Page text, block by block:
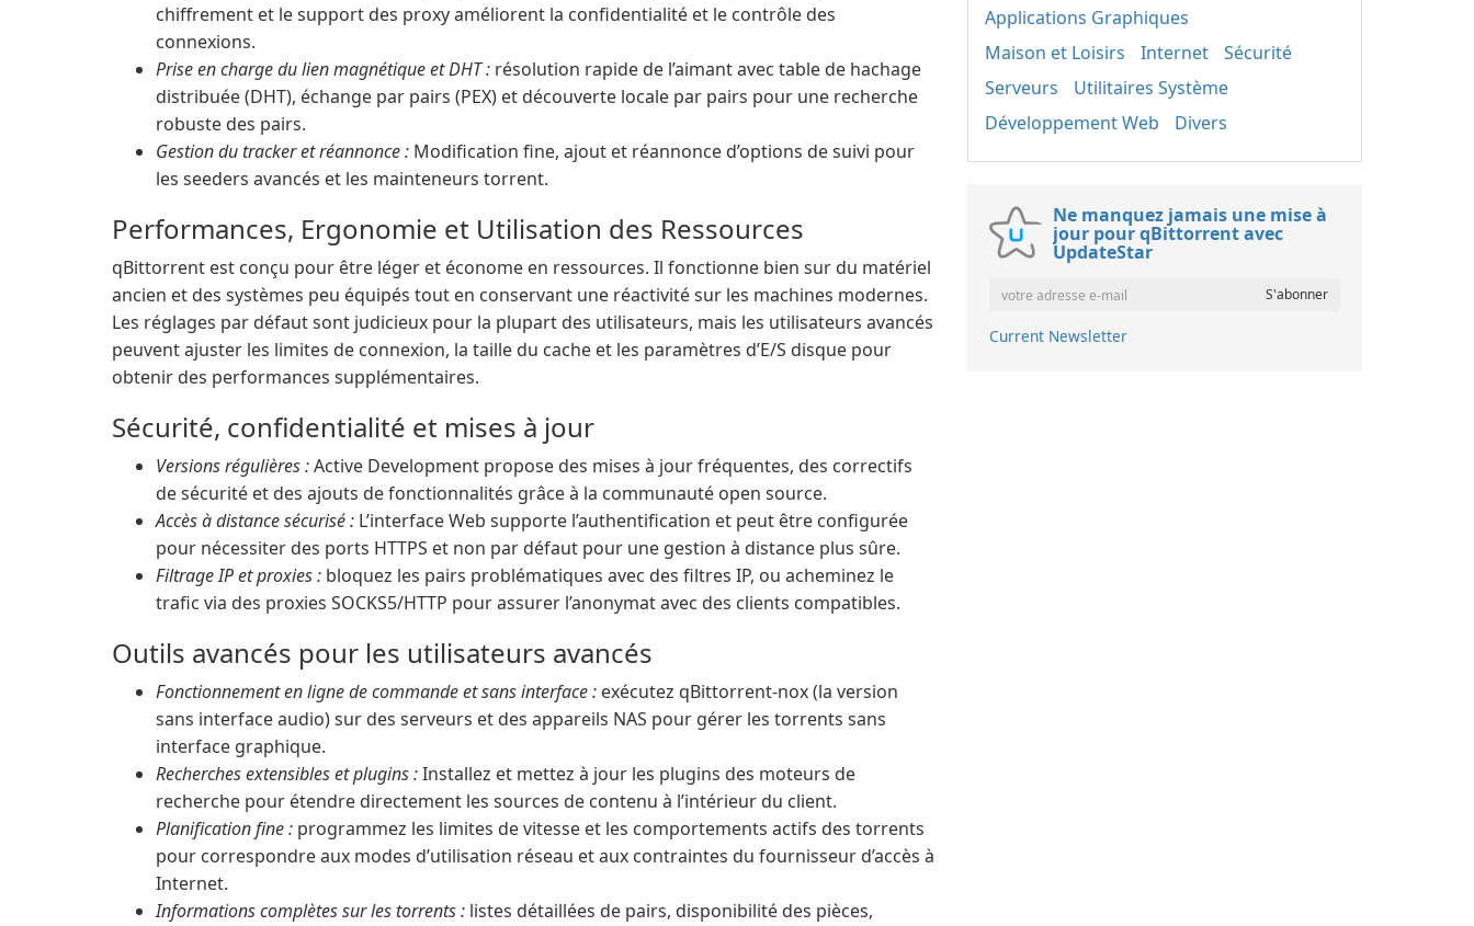
chiffrement et le support des proxy améliorent la confidentialité et le contrôle des
connexions.
Prise en charge du lien magnétique et DHT : résolution rapide de l’aimant avec table de hachage
distribuée (DHT), échange par pairs (PEX) et découverte locale par pairs pour une recherche
robuste des pairs.
Gestion du tracker et réannonce : Modification fine, ajout et réannonce d’options de suivi pour
les seeders avancés et les mainteneurs torrent.
Performances, Ergonomie et Utilisation des Ressources
qBittorrent est conçu pour être léger et économe en ressources. Il fonctionne bien sur du matériel
ancien et des systèmes peu équipés tout en conservant une réactivité sur les machines modernes.
Les réglages par défaut sont judicieux pour la plupart des utilisateurs, mais les utilisateurs avancés
peuvent ajuster les limites de connexion, la taille du cache et les paramètres d’E/S disque pour
obtenir des performances supplémentaires.
Sécurité, confidentialité et mises à jour
Versions régulières :Active Development propose des mises à jour fréquentes, des correctifs
de sécurité et des ajouts de fonctionnalités grâce à la communauté open source.
Accès à distance sécurisé : L’interface Web supporte l’authentification et peut être configurée
pour nécessiter des ports HTTPS et non par défaut pour une gestion à distance plus sûre.
Filtrage IP et proxies : bloquez les pairs problématiques avec des filtres IP, ou acheminez le
trafic via des proxies SOCKS5/HTTP pour assurer l’anonymat avec des clients compatibles.
Outils avancés pour les utilisateurs avancés
Fonctionnement en ligne de commande et sans interface : exécutez qBittorrent-nox (la version
sans interface audio) sur des serveurs et des appareils NAS pour gérer les torrents sans
interface graphique.
Recherches extensibles et plugins :Installez et mettez à jour les plugins des moteurs de
recherche pour étendre directement les sources de contenu à l’intérieur du client.
Planification fine : programmez les limites de vitesse et les comportements actifs des torrents
pour correspondre aux modes d’utilisation réseau et aux contraintes du fournisseur d’accès à
Internet.
Informations complètes sur les torrents : listes détaillées de pairs, disponibilité des pièces,
Applications Graphiques
Maison et Loisirs
Internet
Sécurité
Serveurs
Utilitaires Système
Développement Web
Divers
Ne manquez jamais une mise à
jour pour qBittorrent avec
UpdateStar
Current Newsletter